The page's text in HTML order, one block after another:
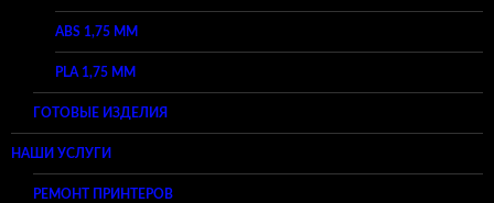
ABS 1,75 ММ
PLA 1,75 ММ
ГОТОВЫЕ ИЗДЕЛИЯ
НАШИ УСЛУГИ
РЕМОНТ ПРИНТЕРОВ